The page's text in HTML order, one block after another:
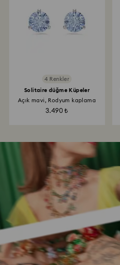
4 Renkler
Solitaire düğme Küpeler
Açık mavi, Rodyum kaplama
3.490 ₺